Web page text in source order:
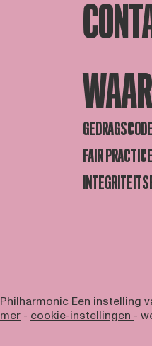
GEDRAGSCODE
FAIR
Een instelling
- cookie-instellingen -